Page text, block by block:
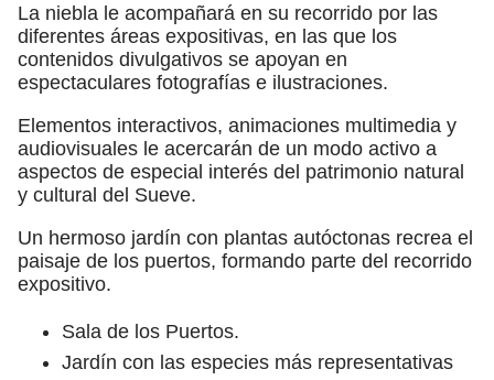
La niebla le acompañará en su recorrido por las
diferentes áreas expositivas, en las que los
contenidos divulgativos se apoyan en
espectaculares fotografías e ilustraciones.
Elementos interactivos, animaciones multimedia y
audiovisuales le acercarán de un modo activo a
aspectos de especial interés del patrimonio natural
y cultural del Sueve.
Un hermoso jardín con plantas autóctonas recrea el
paisaje de los puertos, formando parte del recorrido
expositivo.
Sala de los Puertos.
Jardín con las especies más representativas